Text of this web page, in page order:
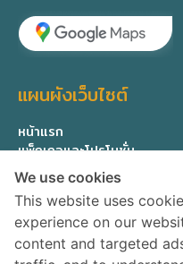
แผนผังเว็บไซต์
หน้าแรก
แพ็กเกจและโปรโมชั่น
ทีมแพทย์ผู้เชี่ยวชาญ
เกี่ยวกับเรา
ติดต่อสอบถาม
Privacy Policy
We use cookies
This website uses
experience on our
content and targeted